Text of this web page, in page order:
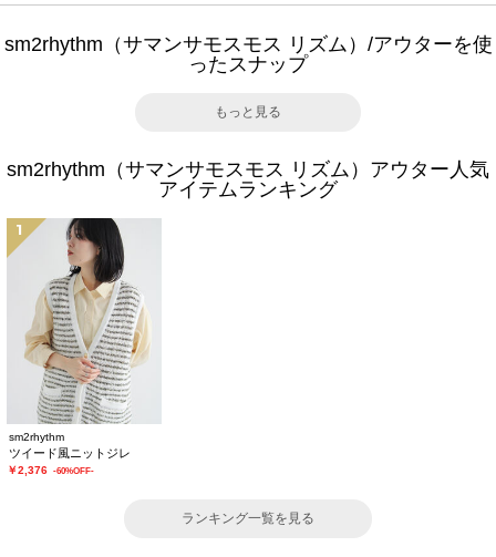
sm2rhythm（サマンサモスモス リズム）/アウターを使
ったスナップ
もっと見る
sm2rhythm（サマンサモスモス リズム）アウター人気
アイテムランキング
1
sm2rhythm
ツイード風ニットジレ
￥2,376 -60%OFF-
ランキング一覧を見る